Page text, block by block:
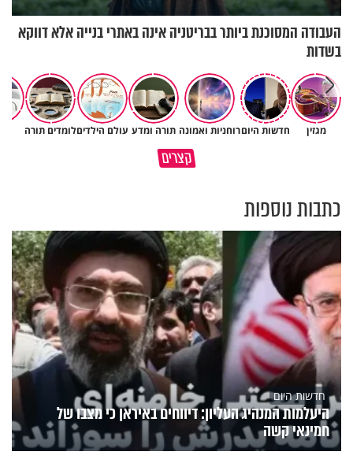
העבודה המסוכנת ביותר בבריטניה אינה באתרי בנייה אלא דווקא
בשדות
מגזין חדשות היוםרוחניות ואמונה תורה ומדע עולם הילדיםלומדים תורה
קצריםמדוע האמונה נמשלה למלח?
גם ׳הרע׳ זה הרחמים של בורא
כתבות נוספות
חדשות היום
היעלמות המנהיג העליון: דיווחים באיראן כי מצבו של
חמינאי קשה